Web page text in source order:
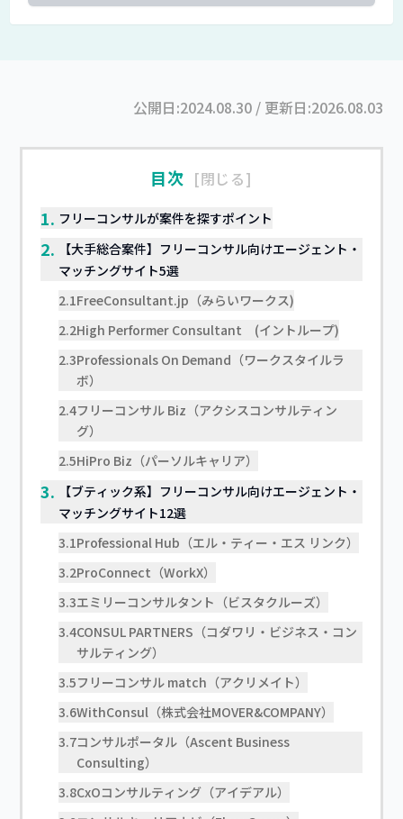
公開日:2024.08.30/ 更新日:2026.08.03
目次 閉じる
1. フリーコンサルが案件を探すポイント
2.
【大手総合案件】フリーコンサル向けエージェント・
マッチングサイト5選
2.1FreeConsultant.jp（みらいワークス)
2.2High Performer Consultant (イントループ)
2.3Professionals On Demand（ワークスタイルラ
ボ）
2.4フリーコンサル Biz（アクシスコンサルティン
グ）
2.5HiPro Biz（パーソルキャリア）
3.
【ブティック系】フリーコンサル向けエージェント・
マッチングサイト12選
3.1Professional Hub（エル・ティー・エス リンク）
3.2ProConnect（WorkX）
3.3エミリーコンサルタント（ビスタクルーズ）
3.4CONSUL PARTNERS（コダワリ・ビジネス・コン
サルティング）
3.5フリーコンサル match（アクリメイト）
3.6WithConsul（株式会社MOVER&COMPANY）
3.7コンサルポータル（Ascent Business
Consulting）
3.8CxOコンサルティング（アイデアル）